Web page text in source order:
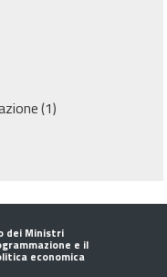
(1)
dei Ministri
e il
economica